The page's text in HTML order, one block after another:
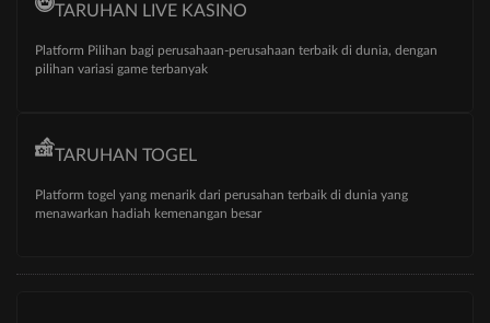
TARUHAN LIVE KASINO
Platform Pilihan bagi perusahaan-perusahaan terbaik di dunia, dengan
pilihan variasi game terbanyak
TARUHAN TOGEL
Platform togel yang menarik dari perusahan terbaik di dunia yang
menawarkan hadiah kemenangan besar